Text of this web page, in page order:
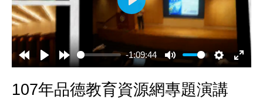
-1:09:44
播
放
107年品德教育資源網專題演講